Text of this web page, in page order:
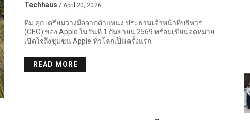
Techhaus / April 20, 2026
ทิม คุก เตรียมวางมือจากตำแหน่ง ประธานเจ้าหน้าที่บริหาร
(CEO) ของ Apple ในวันที่ 1 กันยายน 2569 พร้อมเขียนจดหมาย
เปิดใจถึงชุมชน Apple ทั่วโลกเป็นครั้งแรก
READ MORE